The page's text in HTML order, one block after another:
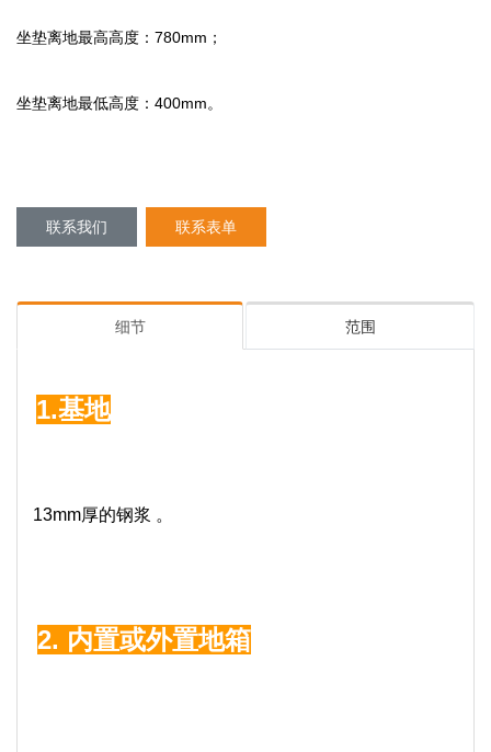
坐垫离地最高高度：780mm；
坐垫离地最低高度：400mm。
联系我们 联系表单
细节 范围
1.基地
13mm厚的钢浆 。
2. 内置或外置地箱